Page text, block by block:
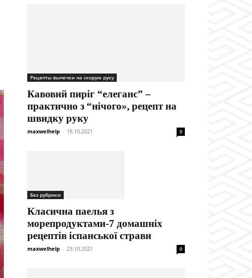
Рецепты выпечки на скорую руку
Кавовий пиріг “елеганс” –
практично з “нічого», рецепт на
швидку руку
maxwelhelp - 18.10.2021 0
Без рубрики
Класична паелья з
морепродуктами-7 домашніх
рецептів іспанської страви
maxwelhelp - 23.10.2021 0